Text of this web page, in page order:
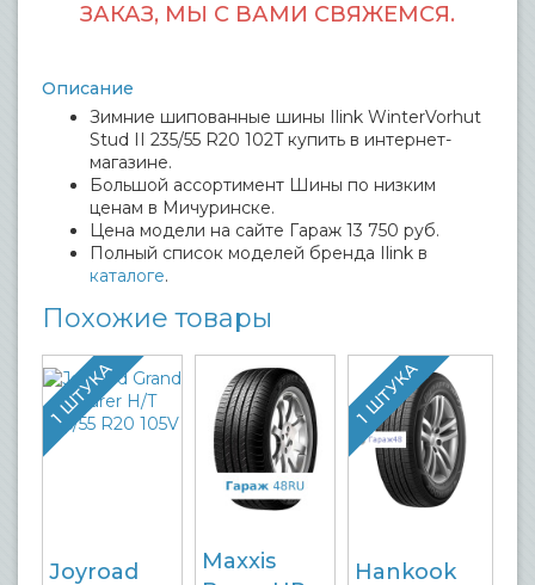
ЗАКАЗ, МЫ С ВАМИ СВЯЖЕМСЯ.
Описание
Зимние шипованные шины Ilink WinterVorhut
Stud II 235/55 R20 102T купить в интернет-
магазине.
Большой ассортимент Шины по низким
ценам в Мичуринске.
Цена модели на сайте Гараж 13 750 руб.
Полный список моделей бренда Ilink в
каталоге.
Похожие товары
1 ШТУКА
Joyroad
Maxxis
1 ШТУКА
Hankook